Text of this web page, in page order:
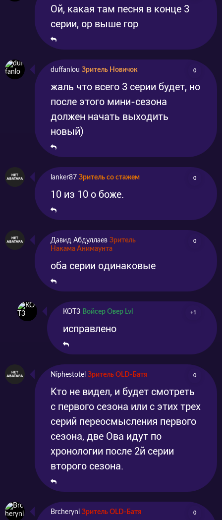
Ой, какая там песня в конце 3
серии, ор выше гор
duffanlou Зритель Новичок 0
жаль что всего 3 серии будет, но
после этого мини-сезона
должен начать выходить
новый)
lanker87 Зритель со стажем 0
10 из 10 о боже.
Давид Абдуллаев Зритель
Накама Анимаунта
0
оба серии одинаковые
KOT3 Войсер Овер Lvl +1
исправлено
Niphestotel Зритель OLD-Батя 0
Кто не видел, и будет смотреть
с первого сезона или с этих трех
серий переосмысления первого
сезона, две Ова идут по
хронологии после 2й серии
второго сезона.
Brcheryni Зритель OLD-Батя 0